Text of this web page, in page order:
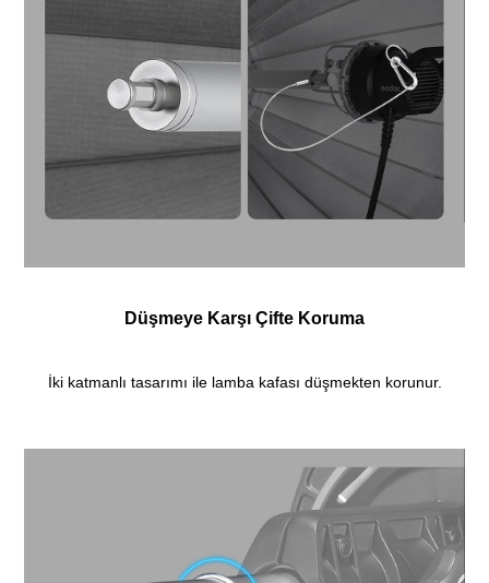
Düşmeye Karşı Çifte Koruma
İki katmanlı tasarımı ile lamba kafası düşmekten korunur.